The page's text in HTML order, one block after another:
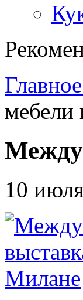
мебели
10